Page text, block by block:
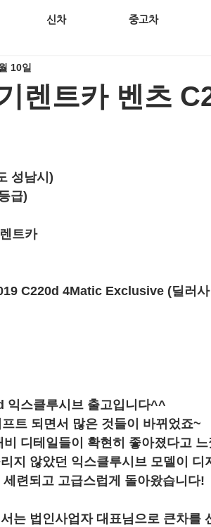
신차 중고차
렌트카 벤츠
10일
성남시)
급)
트카
C220d 4Matic Exclusive (딜러
익스클루시브 출고입니다^^
트 되면서 많은 것들이 바뀌었죠~
디테일들이 확현히 좋아졌다고
지 않았던 익스클루시브 모델이 디
련되고 고급스럽게 돌아왔습니다!
는 법인사업자 대표님으로 큰차를